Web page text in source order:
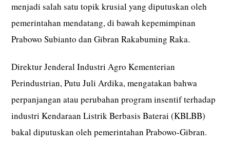
menjadi salah satu topik krusial yang diputuskan oleh
pemerintahan mendatang, di bawah kepemimpinan
Prabowo Subianto dan Gibran Rakabuming Raka.
Direktur Jenderal Industri Agro Kementerian
Perindustrian, Putu Juli Ardika, mengatakan bahwa
perpanjangan atau perubahan program insentif terhadap
industri Kendaraan Listrik Berbasis Baterai (KBLBB)
bakal diputuskan oleh pemerintahan Prabowo-Gibran.